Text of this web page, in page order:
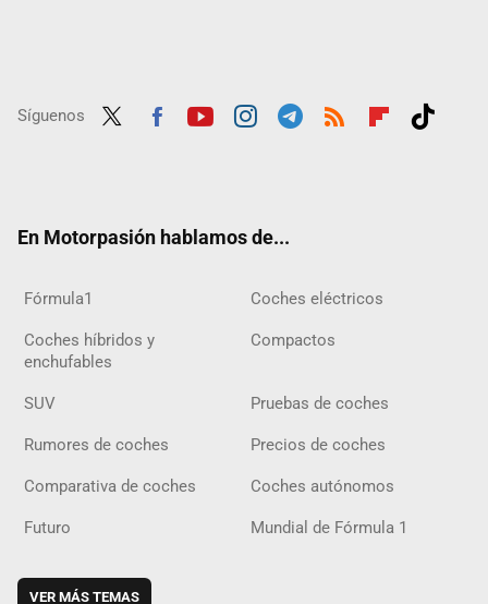
Síguenos
En Motorpasión hablamos de...
Fórmula1 Coches eléctricos
Coches híbridos y
enchufables
Compactos
SUV Pruebas de coches
Rumores de coches Precios de coches
Comparativa de coches Coches autónomos
Futuro Mundial de Fórmula 1
VER MÁS TEMAS